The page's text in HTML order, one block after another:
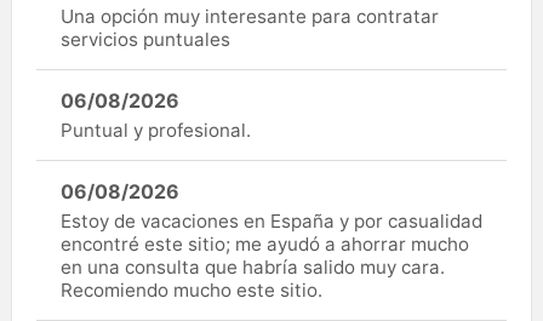
Una opción muy interesante para contratar
servicios puntuales
06/08/2026
Puntual y profesional.
06/08/2026
Estoy de vacaciones en España y por casualidad
encontré este sitio; me ayudó a ahorrar mucho
en una consulta que habría salido muy cara.
Recomiendo mucho este sitio.